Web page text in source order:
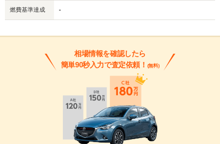
燃費基準達成 -
相場情報を確認したら
簡単90秒入力で査定依頼！ (無料)